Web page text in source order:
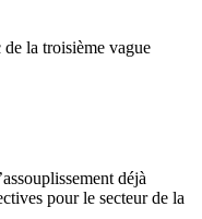
la troisième vague
déjà
pour le secteur de la